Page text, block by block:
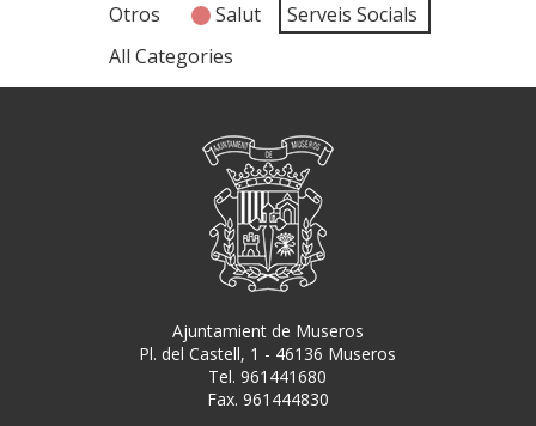
Otros
Salut
Serveis Socials
All Categories
Ajuntamient de Museros
Pl. del Castell, 1 - 46136 Museros
Tel. 961441680
Fax. 961444830